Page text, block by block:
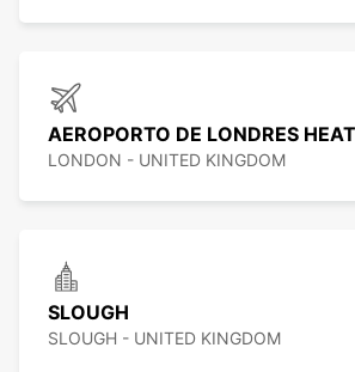
AEROPORTO DE LONDRES
LONDON - UNITED KINGDOM
SLOUGH
SLOUGH - UNITED KINGDOM